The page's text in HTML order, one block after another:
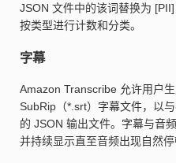
JSON 文件中的该词替换为
按类型进行计数和分类。
字幕
Amazon Transcribe 允许用户
SubRip（*.srt）字幕文件，以
的 JSON 输出文件。字幕与音
并持续显示直至音频出现自然停